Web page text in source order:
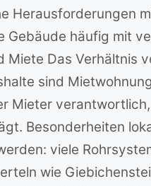
Herausforderungen
Gebäude häufig mit
Das Verhältnis
sind
Mieter
Besonderheiten
viele
wie